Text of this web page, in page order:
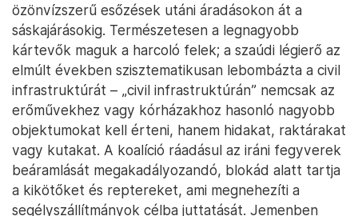
özönvízszerű esőzések utáni áradásokon át a
sáskajárásokig. Természetesen a legnagyobb
kártevők maguk a harcoló felek; a szaúdi légierő az
elmúlt években szisztematikusan lebombázta a civil
infrastruktúrát – „civil infrastruktúrán” nemcsak az
erőművekhez vagy kórházakhoz hasonló nagyobb
objektumokat kell érteni, hanem hidakat, raktárakat
vagy kutakat. A koalíció ráadásul az iráni fegyverek
beáramlását megakadályozandó, blokád alatt tartja
a kikötőket és reptereket, ami megnehezíti a
segélyszállítmányok célba juttatását. Jemenben